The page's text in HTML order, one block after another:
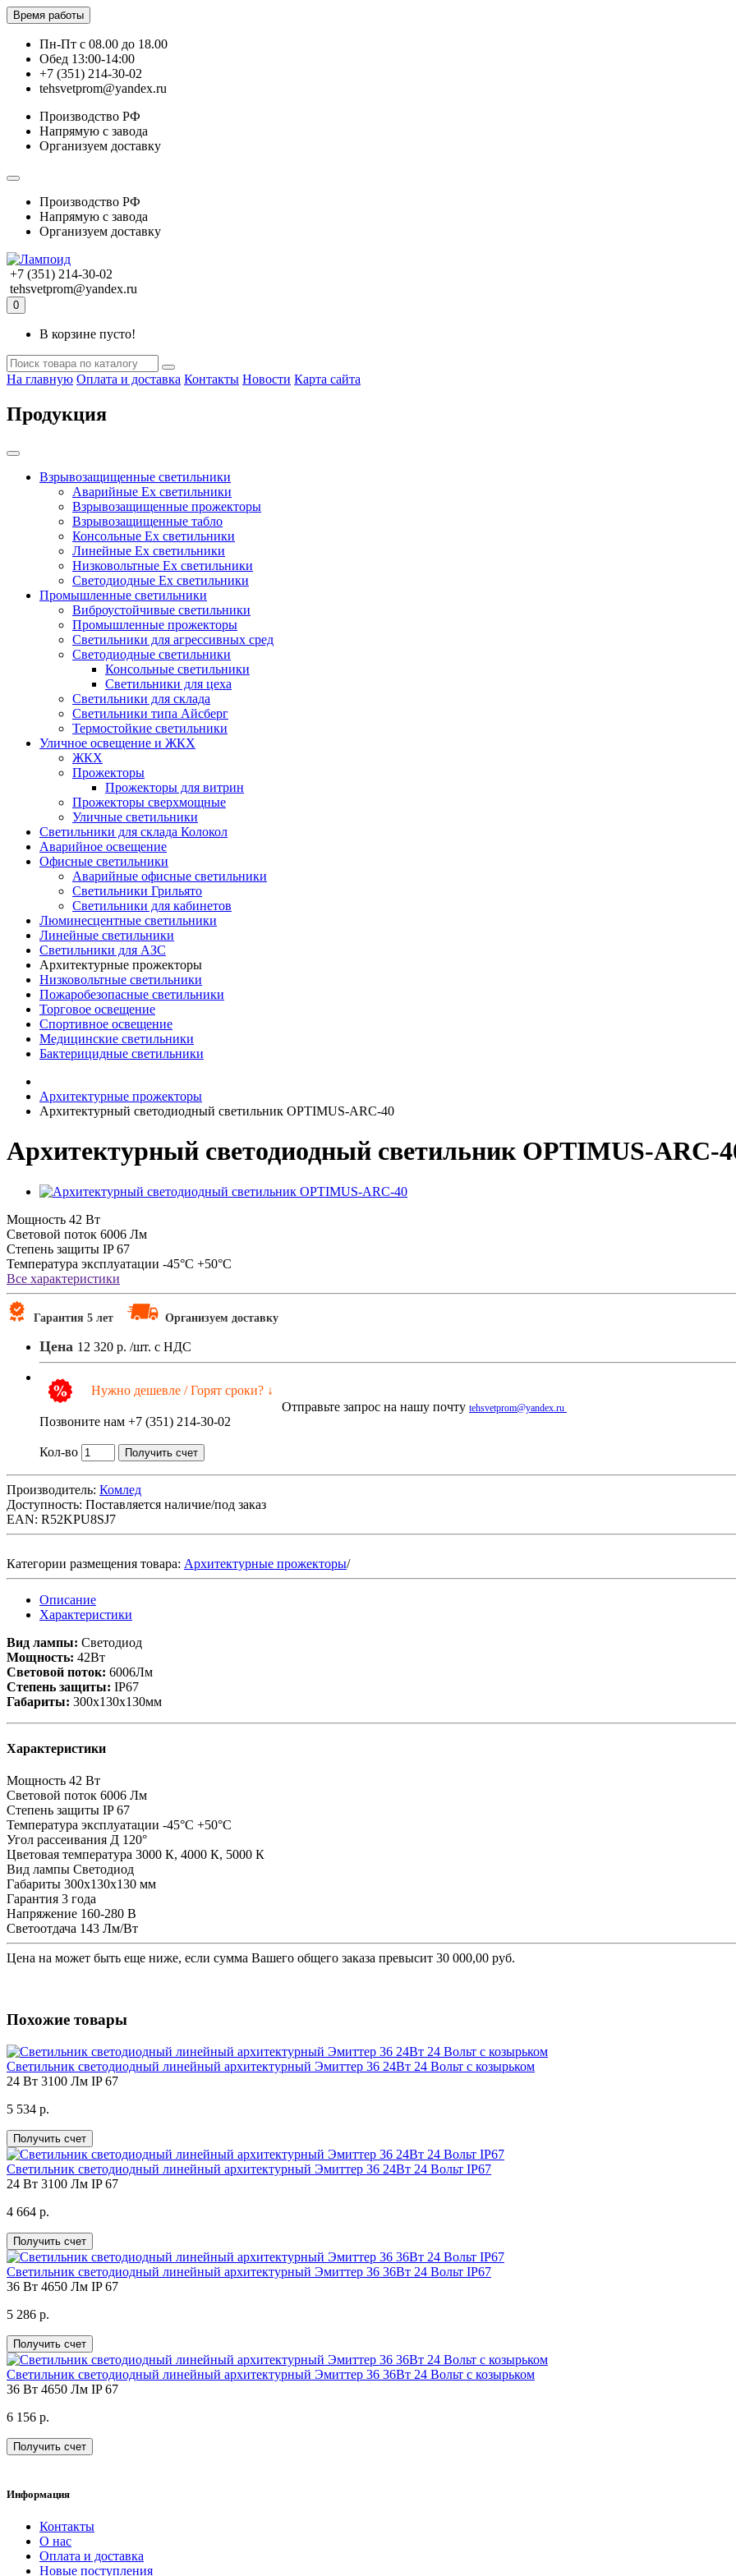
Время работы
Пн-Пт с 08.00 до 18.00
Обед 13:00-14:00
+7 (351) 214-30-02
tehsvetprom@yandex.ru
Производство РФ
Напрямую с завода
Организуем доставку
Производство РФ
Напрямую с завода
Организуем доставку
+7 (351) 214-30-02
tehsvetprom@yandex.ru
0
В корзине пусто!
На главную Оплата и доставка Контакты Новости Карта сайта
Продукция
Взрывозащищенные светильники
Аварийные Ex светильники
Взрывозащищенные прожекторы
Взрывозащищенные табло
Консольные Ех светильники
Линейные Ex светильники
Низковольтные Ex светильники
Светодиодные Ex светильники
Промышленные светильники
Виброустойчивые светильники
Промышленные прожекторы
Светильники для агрессивных сред
Светодиодные светильники
Консольные светильники
Светильники для цеха
Светильники для склада
Светильники типа Айсберг
Термостойкие светильники
Уличное освещение и ЖКХ
ЖКХ
Прожекторы
Прожекторы для витрин
Прожекторы сверхмощные
Уличные светильники
Светильники для склада Колокол
Аварийное освещение
Офисные светильники
Аварийные офисные светильники
Светильники Грильято
Светильники для кабинетов
Люминесцентные светильники
Линейные светильники
Светильники для АЗС
Архитектурные прожекторы
Низковольтные светильники
Пожаробезопасные светильники
Торговое освещение
Спортивное освещение
Медицинские светильники
Бактерицидные светильники
Архитектурные прожекторы
Архитектурный светодиодный светильник OPTIMUS-ARC-40
Архитектурный светодиодный светильник OPTIMUS-ARC-
Мощность 42 Вт
Световой поток 6006 Лм
Степень защиты IP 67
Температура эксплуатации -45°C +50°C
Все характеристики
Гарантия 5 лет Организуем доставку
Цена 12 320 р. /шт. с НДС
Нужно дешевле / Горят сроки? ↓
Отправьте запрос на нашу почту tehsvetprom@yandex.ru
Позвоните нам +7 (351) 214-30-02
Кол-во Получить счет
Производитель: Комлед
Доступность: Поставляется наличие/под заказ
EAN: R52KPU8SJ7
Категории размещения товара: Архитектурные прожекторы/
Описание
Характеристики
Вид лампы: Светодиод
Мощность: 42Вт
Световой поток: 6006Лм
Степень защиты: IP67
Габариты: 300х130х130мм
Характеристики
Мощность 42 Вт
Световой поток 6006 Лм
Степень защиты IP 67
Температура эксплуатации -45°C +50°C
Угол рассеивания Д 120°
Цветовая температура 3000 К, 4000 К, 5000 К
Вид лампы Светодиод
Габариты 300х130х130 мм
Гарантия 3 года
Напряжение 160-280 В
Светоотдача 143 Лм/Вт
Цена на может быть еще ниже, если сумма Вашего общего заказа превысит 30 000,00 руб.
Похожие товары
Светильник светодиодный линейный архитектурный Эмиттер 36 24Вт 24 Вольт с козырьком
24 Вт 3100 Лм IP 67
5 534 р.
Получить счет
Светильник светодиодный линейный архитектурный Эмиттер 36 24Вт 24 Вольт IP67
24 Вт 3100 Лм IP 67
4 664 р.
Получить счет
Светильник светодиодный линейный архитектурный Эмиттер 36 36Вт 24 Вольт IP67
36 Вт 4650 Лм IP 67
5 286 р.
Получить счет
Светильник светодиодный линейный архитектурный Эмиттер 36 36Вт 24 Вольт с козырьком
36 Вт 4650 Лм IP 67
6 156 р.
Получить счет
Информация
Контакты
О нас
Оплата и доставка
Новые поступления